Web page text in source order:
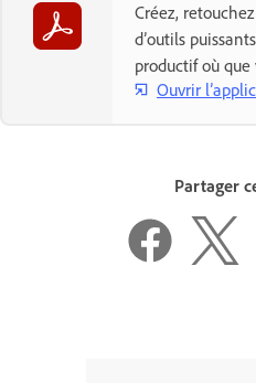
Créez,
d’outils
productif où que
Ouvrir
Partager